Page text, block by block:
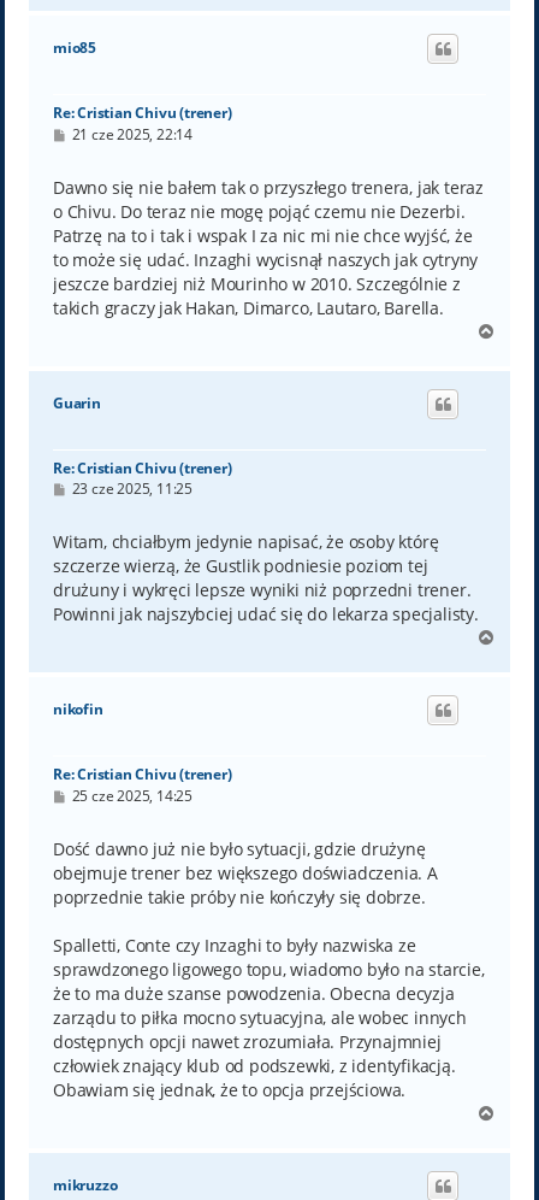
g
mio85
Re: Cristian Chivu (trener)
P
t
21 cze 2025, 22:14
Dawno się nie bałem tak o przyszłego trenera, jak teraz
o Chivu. Do teraz nie mogę pojąć czemu nie Dezerbi.
Patrzę na to i tak i wspak I za nic mi nie chce wyjść, że
to może się udać. Inzaghi wycisnął naszych jak cytryny
jeszcze bardziej niż Mourinho w 2010. Szczególnie z
takich graczy jak Hakan, Dimarco, Lautaro, Barella.
g
Guarin
Re: Cristian Chivu (trener)
P
t
23 cze 2025, 11:25
Witam, chciałbym jedynie napisać, że osoby którę
szczerze wierzą, że Gustlik podniesie poziom tej
drużuny i wykręci lepsze wyniki niż poprzedni trener.
Powinni jak najszybciej udać się do lekarza specjalisty.
g
nikofin
Re: Cristian Chivu (trener)
P
t
25 cze 2025, 14:25
Dość dawno już nie było sytuacji, gdzie drużynę
obejmuje trener bez większego doświadczenia. A
poprzednie takie próby nie kończyły się dobrze.
Spalletti, Conte czy Inzaghi to były nazwiska ze
sprawdzonego ligowego topu, wiadomo było na starcie,
że to ma duże szanse powodzenia. Obecna decyzja
zarządu to piłka mocno sytuacyjna, ale wobec innych
dostępnych opcji nawet zrozumiała. Przynajmniej
człowiek znający klub od podszewki, z identyfikacją.
Obawiam się jednak, że to opcja przejściowa.
g
mikruzzo